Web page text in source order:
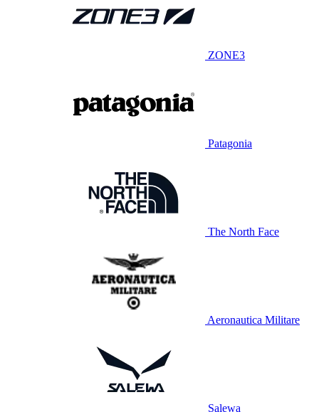
ZONE3
Patagonia
The North Face
Aeronautica Militare
Salewa